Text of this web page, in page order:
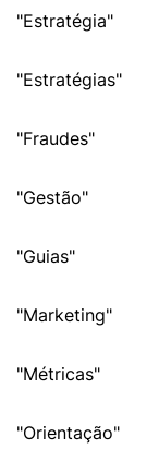
"Estratégia"
"Estratégias"
"Fraudes"
"Gestão"
"Guias"
"Marketing"
"Métricas"
"Orientação"